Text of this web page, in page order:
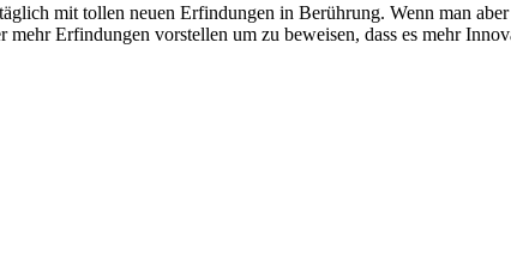
mit tollen neuen Erfindungen in Berührung. Wenn man
Erfindungen vorstellen um zu beweisen, dass es mehr